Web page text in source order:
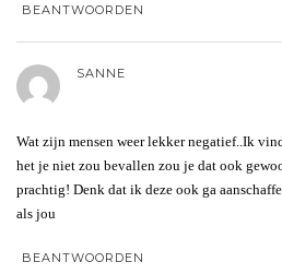
BEANTWOORDEN
SANNE
Wat zijn mensen weer lekker negatief..Ik
het je niet zou bevallen zou je dat ook
prachtig! Denk dat ik deze ook ga
als jou
BEANTWOORDEN